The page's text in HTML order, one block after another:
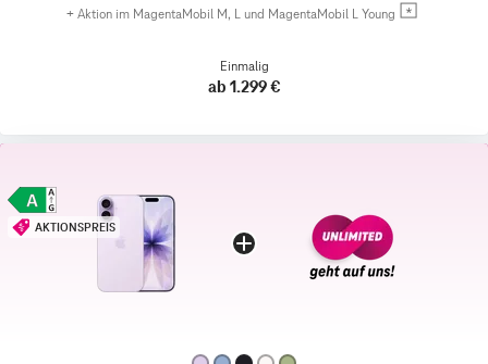
+ Aktion im MagentaMobil M, L und MagentaMobil L Young
Einmalig
ab 1.299 €
AKTIONSPREIS